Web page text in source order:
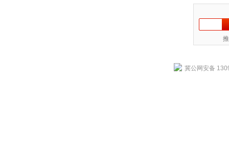
冀公网安备